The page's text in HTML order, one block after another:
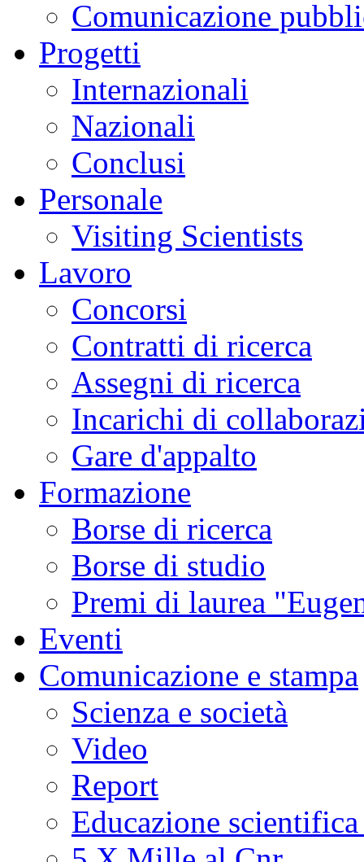
Comunicazione
Progetti
Internazionali
Nazionali
Conclusi
Personale
Visiting Scientists
Lavoro
Concorsi
Contratti di ricerca
Assegni di ricerca
Incarichi di
Gare d'appalto
Formazione
Borse di ricerca
Borse di studio
Premi di laurea
Eventi
Comunicazione e stampa
Scienza e società
Video
Report
Educazione